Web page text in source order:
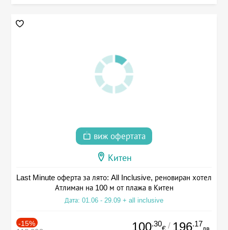
виж офертата
Китен
Last Minute оферта за лято: All Inclusive, реновиран хотел
Атлиман на 100 м от плажа в Китен
Дата: 01.06 - 29.09 + all inclusive
-15% 100.30 / 196.17